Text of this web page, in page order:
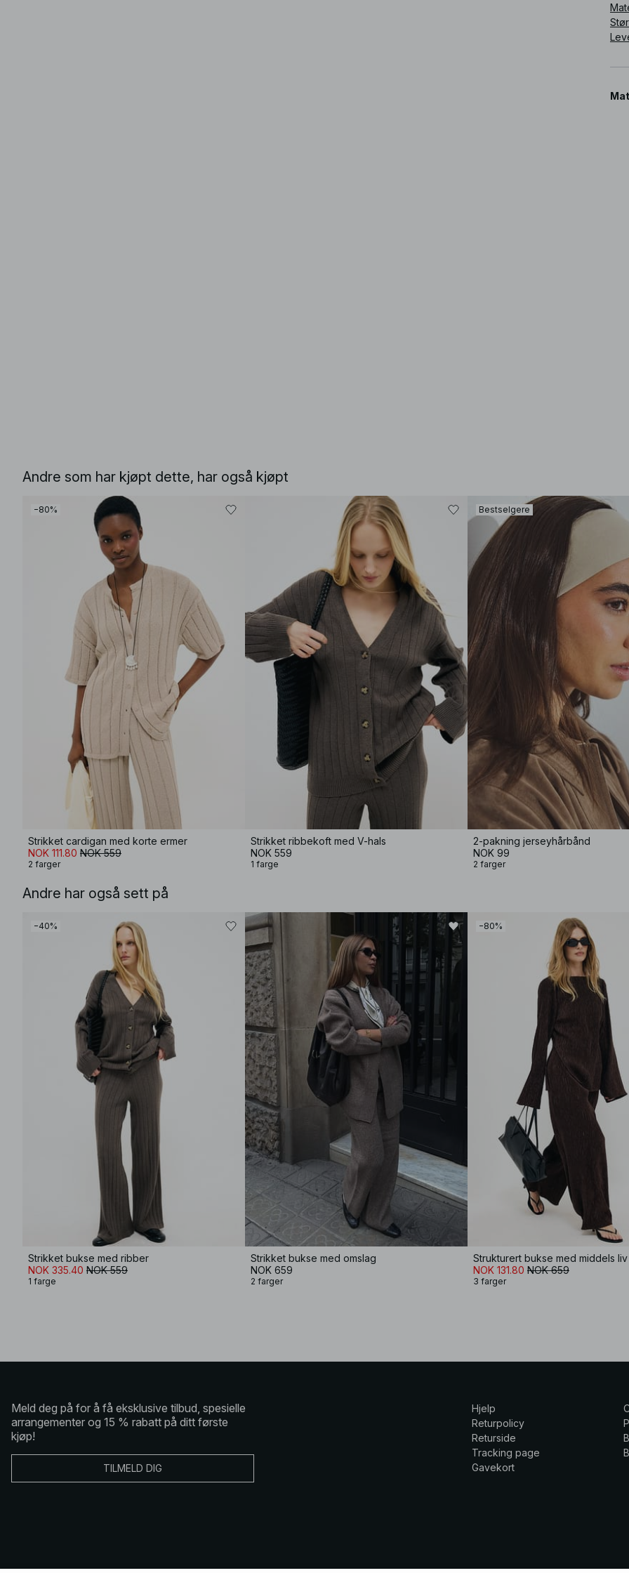
Andre som har kjøpt dette, har også kjøpt
−80%
Strikket cardigan med korte ermer
NOK 111.80 NOK 559
2 farger
Strikket ribbekoft med V-hals
NOK 559
1 farge
Bestselgere
2-pakning jerseyhårbånd
NOK 99
2 farger
Andre har også sett på
−40%
Strikket bukse med ribber
NOK 335.40 NOK 559
1 farge
Strikket bukse med omslag
NOK 659
2 farger
−80%
Strukturert bukse med middels liv
NOK 131.80 NOK 659
3 farger
Meld deg på for å få eksklusive tilbud, spesielle
arrangementer og 15 % rabatt på ditt første
kjøp!
TILMELD DIG
Hjelp
Returpolicy
Returside
Tracking page
Gavekort